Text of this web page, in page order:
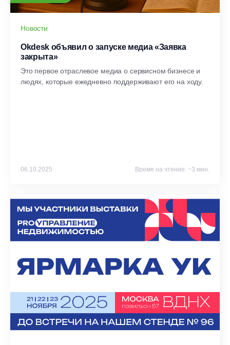
Новости
Okdesk объявил о запуске медиа «Заявка
закрыта»
Это первое отраслевое медиа о сервисном бизнесе и
людях, которые ежедневно поддерживают его на ходу.
06.10.2025 Время на чтение: ~3 мин.